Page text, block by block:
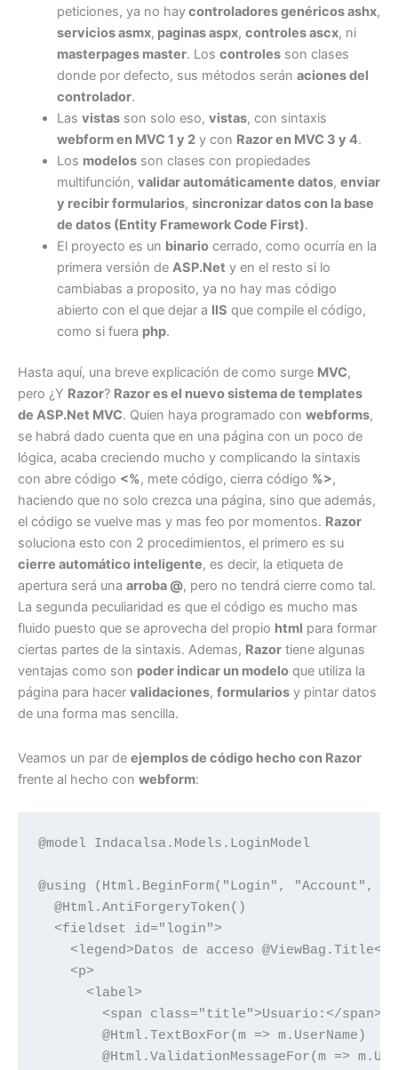
peticiones, ya no haycontroladores genéricos ashx,
servicios asmx, paginas aspx, controles ascx, ni
masterpages master. Los controlesson clases
donde por defecto, sus métodos serán aciones del
controlador.
Las vistasson solo eso, vistas, con sintaxis
webform en MVC 1 y 2y con Razor en MVC 3 y 4.
Los modelosson clases con propiedades
multifunción, validar automáticamente datos, enviar
y recibir formularios, sincronizar datos con la base
de datos (Entity Framework Code First).
El proyecto es un binariocerrado, como ocurría en la
primera versión de ASP.Net y en el resto si lo
cambiabas a proposito, ya no hay mas código
abierto con el que dejar a IIS que compile el código,
como si fuera php.
Hasta aquí, una breve explicación de como surge MVC,
pero ¿Y Razor? Razor es el nuevo sistema de templates
de ASP.Net MVC. Quien haya programado con webforms,
se habrá dado cuenta que en una página con un poco de
lógica, acaba creciendo mucho y complicando la sintaxis
con abre código <%, mete código, cierra código %>,
haciendo que no solo crezca una página, sino que además,
el código se vuelve mas y mas feo por momentos. Razor
soluciona esto con 2 procedimientos, el primero es su
cierre automático inteligente, es decir, la etiqueta de
apertura será una arroba @, pero no tendrá cierre como tal.
La segunda peculiaridad es que el código es mucho mas
fluido puesto que se aprovecha del propio html para formar
ciertas partes de la sintaxis. Ademas, Razor tiene algunas
ventajas como son poder indicar un modelo que utiliza la
página para hacer validaciones, formularios y pintar datos
de una forma mas sencilla.
Veamos un par de ejemplos de código hecho con Razor
frente al hecho con webform:
@model Indacalsa.Models.LoginModel
@using (Html.BeginForm("Login", "Account",
  @Html.AntiForgeryToken()
  <fieldset id="login">
<legend>Datos de acceso @ViewBag.Title</
    <p>
      <label>
        <span class="title">Usuario:</span>
        @Html.TextBoxFor(m => m.UserName)
@Html.ValidationMessageFor(m =>